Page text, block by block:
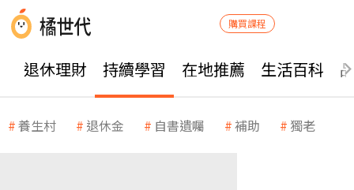
購買課程
退休理財 持續學習 在地推薦 生活百科
養生村 退休金 自書遺囑 補助 獨老